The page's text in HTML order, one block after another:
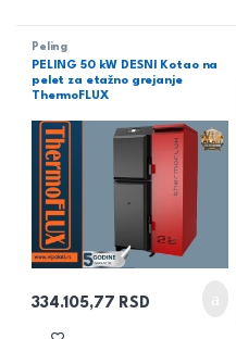
Peling
PELING 50 kW DESNI Kotao na
pelet za etažno grejanje
ThermoFLUX
334.105,77 RSD